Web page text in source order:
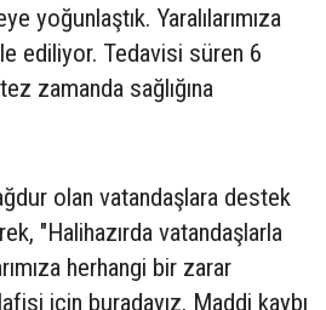
yoğunlaştık. Yaralılarımıza
ediliyor. Tedavisi süren 6
zamanda sağlığına
olan vatandaşlara destek
"Halihazırda vatandaşlarla
herhangi bir zarar
için buradayız. Maddi kaybı